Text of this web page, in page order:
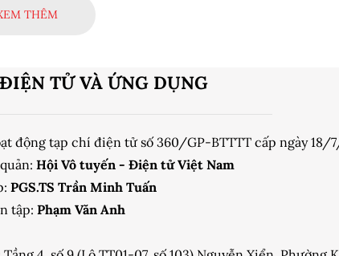
THÊM
TỬ VÀ ỨNG DỤNG
động tạp chí điện tử số 360/GP-BTTTT cấp ngày 18/
Hội Vô tuyến - Điện tử Việt Nam
PGS.TS Trần Minh Tuấn
tập: Phạm Văn Anh